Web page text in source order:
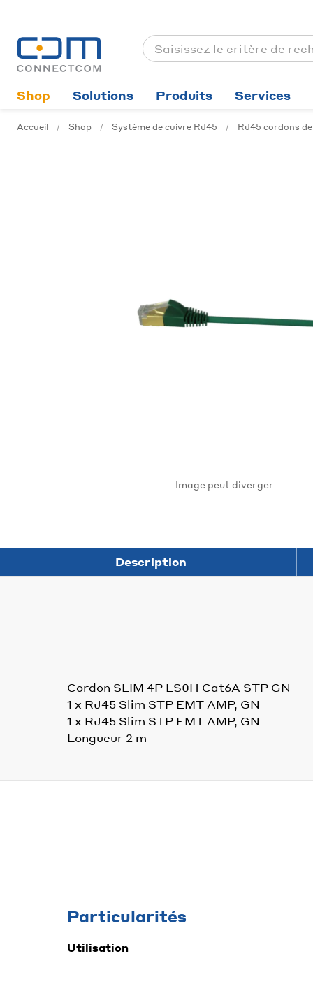
Shop Solutions Produits Services
Accueil Shop Système de cuivre RJ45 RJ45 cordons
Image peut diverger
Description
Cordon SLIM 4P LS0H Cat6A STP GN
1 x RJ45 Slim STP EMT AMP, GN
1 x RJ45 Slim STP EMT AMP, GN
Longueur 2 m
Particularités
Utilisation